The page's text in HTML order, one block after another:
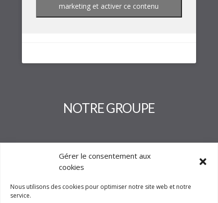
Gérer le consentement aux
cookies
Nous utilisons des cookies pour optimiser notre site web et notre
service.
marketing et activer ce contenu
NOTRE GROUPE